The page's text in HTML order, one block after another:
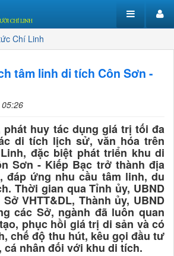
Chí Linh
tâm linh di tích Côn Sơn -
phát huy tác dụng giá trị tối đa
di tích lịch sử, văn hóa trên
đặc biệt phát triển khu di
Sơn - Kiếp Bạc trở thành địa
đáp ứng nhu cầu tâm linh, du
Thời gian qua Tỉnh ủy, UBND
VHTT&DL, Thành ủy, UBND
các Sở, ngành đã luôn quan
phục hồi giá trị di sản và có
chế độ thu hút, kêu gọi đầu tư
cá nhân đối với khu di tích.